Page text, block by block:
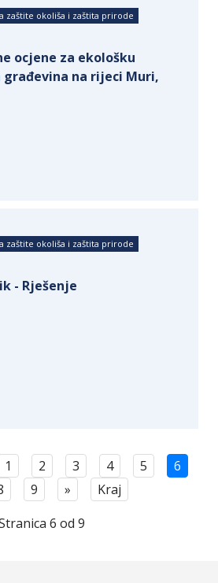
zaštite okoliša i zaštita prirode
ocjene za ekološku
građevina na rijeci Muri,
zaštite okoliša i zaštita prirode
- Rješenje
1 2 3 4 5
6
9 »
Kraj
6 od 9